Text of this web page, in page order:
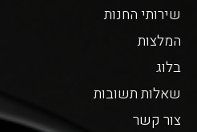
שירותי החנות
המלצות
בלוג
שאלות תשובות
צור קשר